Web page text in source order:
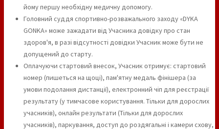
йому першу необхідну медичну допомогу.
Головний суддя спортивно-розважального заходу «DYKA
GONKA» може зажадати від Учасника довідку про стан
здоров'я, в разі відсутності довідки Учасник може бути не
допущений до старту.
Оплачуючи стартовий внесок, Учасник отримує: стартовий
номер (пишеться на щоці), пам'ятну медаль фінішера (за
умови подолання дистанції), електронний чіп для реєстрації
результату (у тимчасове користування. Тільки для дорослих
учасників), онлайн результати (Тільки для дорослих
учасників), паркування, доступ до роздягальні і камери схову,